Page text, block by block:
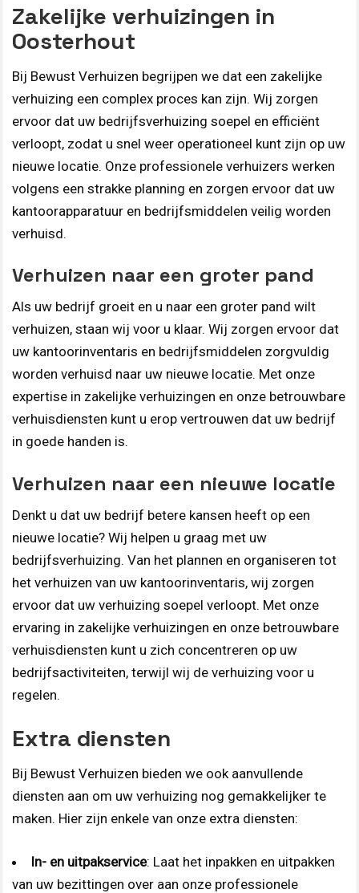
Zakelijke verhuizingen in
Oosterhout
Bij Bewust Verhuizen begrijpen we dat een zakelijke
verhuizing een complex proces kan zijn. Wij zorgen
ervoor dat uw bedrijfsverhuizing soepel en efficiënt
verloopt, zodat u snel weer operationeel kunt zijn op uw
nieuwe locatie. Onze professionele verhuizers werken
volgens een strakke planning en zorgen ervoor dat uw
kantoorapparatuur en bedrijfsmiddelen veilig worden
verhuisd.
Verhuizen naar een groter pand
Als uw bedrijf groeit en u naar een groter pand wilt
verhuizen, staan wij voor u klaar. Wij zorgen ervoor dat
uw kantoorinventaris en bedrijfsmiddelen zorgvuldig
worden verhuisd naar uw nieuwe locatie. Met onze
expertise in zakelijke verhuizingen en onze betrouwbare
verhuisdiensten kunt u erop vertrouwen dat uw bedrijf
in goede handen is.
Verhuizen naar een nieuwe locatie
Denkt u dat uw bedrijf betere kansen heeft op een
nieuwe locatie? Wij helpen u graag met uw
bedrijfsverhuizing. Van het plannen en organiseren tot
het verhuizen van uw kantoorinventaris, wij zorgen
ervoor dat uw verhuizing soepel verloopt. Met onze
ervaring in zakelijke verhuizingen en onze betrouwbare
verhuisdiensten kunt u zich concentreren op uw
bedrijfsactiviteiten, terwijl wij de verhuizing voor u
regelen.
Extra diensten
Bij Bewust Verhuizen bieden we ook aanvullende
diensten aan om uw verhuizing nog gemakkelijker te
maken. Hier zijn enkele van onze extra diensten:
In- en uitpakservice: Laat het inpakken en uitpakken
van uw bezittingen over aan onze professionele